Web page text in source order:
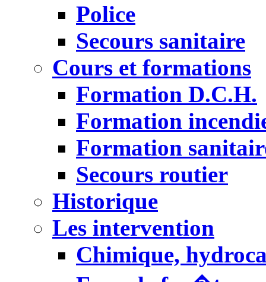
Police
Secours sanitaire
Cours et formations
Formation D.C.H.
Formation
Formation
Secours routier
Historique
Les intervention
Chimique,